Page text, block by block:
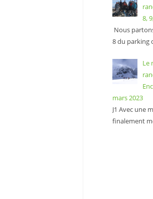
8,
Nous
8 du parking
Le
mars 2023
J1 Avec une
finalement